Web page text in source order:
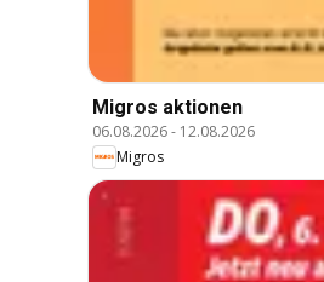
Migros aktionen
06.08.2026- 12.08.2026
Migros